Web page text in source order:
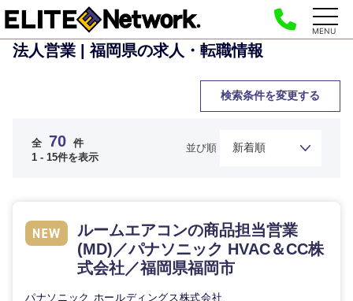
MENU
法人営業 | 福岡県の求人・転職情報
検索条件を変更する
全 70 件
1 - 15件を表示
並び順
ルームエアコンの商品担当営業
(MD)／パナソニック HVAC＆CC株
式会社／福岡県福岡市
パナソニック ホールディングス株式会社